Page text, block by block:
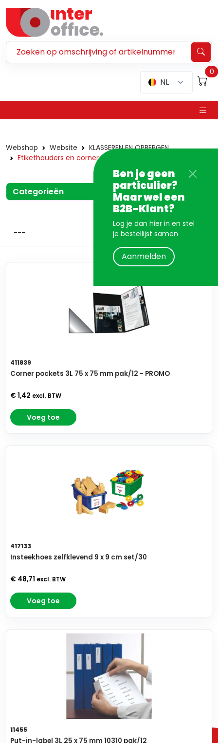
NL
0
Ben je geen
particulier?
Maar wel een
B2B-Klant?
Log je dan hier in en stel
je bestellijst samen
Aanmelden
Webshop Website
KLASSEREN EN OPBERGEN
Etikethouders en corner pockets
Categorieën
411839
Corner pockets 3L 75 x 75 mm pak/12 - PROMO
€ 1,42 excl. BTW
Voeg toe
417133
Insteekhoes zelfklevend 9 x 9 cm set/30
€ 48,71 excl. BTW
Voeg toe
11455
Put-in-label 3L 25 x 75 mm 10310 pak/12